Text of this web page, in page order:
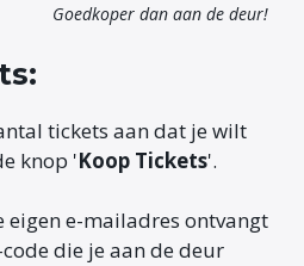
Goedkoper dan aan de deur!
tickets aan dat je wilt
knop 'Koop Tickets'.
eigen e-mailadres ontvangt
die je aan de deur